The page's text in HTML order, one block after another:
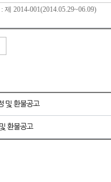
2014-001(2014.05.29~06.09)
및 환불공고
환불공고